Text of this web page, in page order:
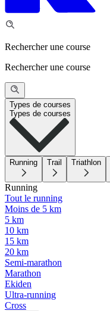
Rechercher une course
Rechercher une course
Types de courses
Types de courses
Running Trail Triathlon
Running
Tout le running
Moins de 5 km
5 km
10 km
15 km
20 km
Semi-marathon
Marathon
Ekiden
Ultra-running
Cross